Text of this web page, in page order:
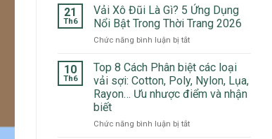
Liệu
Hàng
Trong
Mặc
2026
May
Local
Brand:
Top
Chất
Liệu
Ưa
Chuộng
2026
21
Th6
Vải Xô Đũi Là Gì? 5 Ứng Dụng
Nổi Bật Trong Thời Trang 2026
Chức năng bình luận bị tắtở
Xô
Đũi
Là
Gì?
Ứng
10
Th6
Top 8 Cách Phân biệt các loại
vải sợi: Cotton, Poly, Nylon, Lụa,
Rayon… Ưu nhược điểm và nhận
biết
Chức năng bình luận bị tắtở